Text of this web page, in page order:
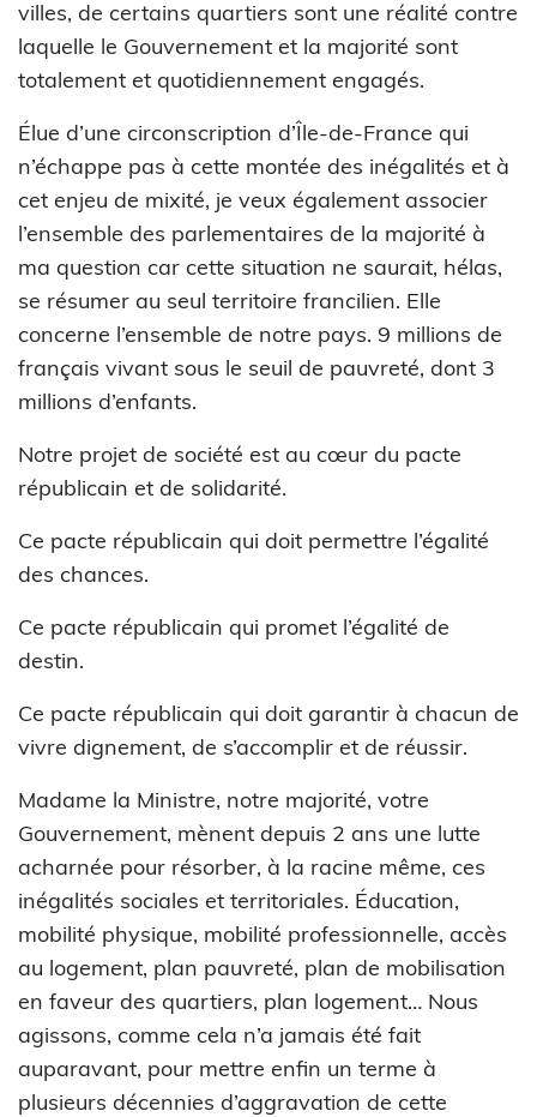
villes, de certains quartiers sont une réalité contre
laquelle le Gouvernement et la majorité sont
totalement et quotidiennement engagés.
Élue d’une circonscription d’Île-de-France qui
n’échappe pas à cette montée des inégalités et à
cet enjeu de mixité, je veux également associer
l’ensemble des parlementaires de la majorité à
ma question car cette situation ne saurait, hélas,
se résumer au seul territoire francilien. Elle
concerne l’ensemble de notre pays. 9 millions de
français vivant sous le seuil de pauvreté, dont 3
millions d’enfants.
Notre projet de société est au cœur du pacte
républicain et de solidarité.
Ce pacte républicain qui doit permettre l’égalité
des chances.
Ce pacte républicain qui promet l’égalité de
destin.
Ce pacte républicain qui doit garantir à chacun de
vivre dignement, de s’accomplir et de réussir.
Madame la Ministre, notre majorité, votre
Gouvernement, mènent depuis 2 ans une lutte
acharnée pour résorber, à la racine même, ces
inégalités sociales et territoriales. Éducation,
mobilité physique, mobilité professionnelle, accès
au logement, plan pauvreté, plan de mobilisation
en faveur des quartiers, plan logement… Nous
agissons, comme cela n’a jamais été fait
auparavant, pour mettre enfin un terme à
plusieurs décennies d’aggravation de cette